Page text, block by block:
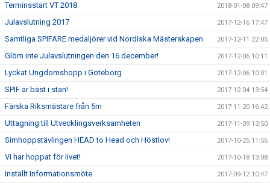
Terminsstart VT 2018 2018-01-08 09:47
Julavslutning 2017 2017-12-16 17:47
Samtliga SPIFARE medaljörer vid Nordiska Mästerskapen 2017-12-11 22:05
Glöm inte Julavslutningen den 16 december! 2017-12-06 10:11
Lyckat Ungdomshopp i Göteborg 2017-12-06 10:01
SPIF är bäst i stan! 2017-12-04 13:54
Färska Riksmästare från 5m 2017-11-20 16:42
Uttagning till Utvecklingsverksamheten 2017-11-09 13:50
Simhoppstävlingen HEAD to Head och Höstlov! 2017-10-25 11:56
Vi har hoppat för livet! 2017-10-18 13:08
Inställt Informationsmöte 2017-09-12 10:47